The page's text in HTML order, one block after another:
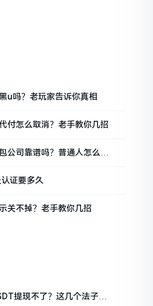
u吗？老玩家告诉你真相
付怎么取消？老手教你几招
公司靠谱吗？普通人怎么避
证要多久
关不掉？老手教你几招
提现不了？这几个法子能